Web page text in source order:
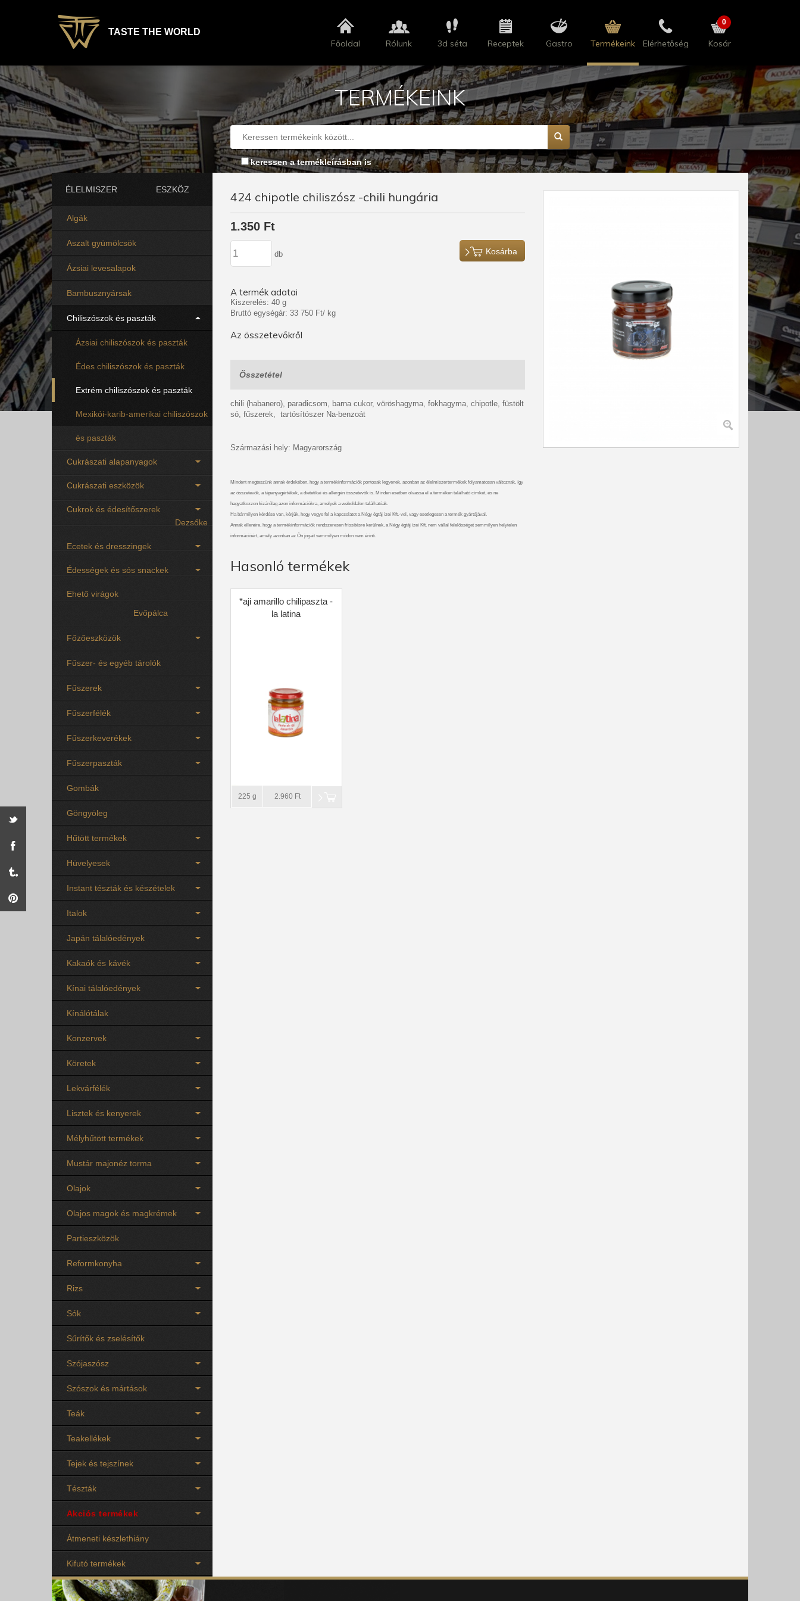
TASTE THE WORLD
Főoldal Rólunk 3d séta Receptek Gastro Termékeink Elérhetőség Kosár
0
TERMÉKEINK
keressen a termékleírásban is
ÉLELMISZER ESZKÖZ
Algák
Aszalt gyümölcsök
Ázsiai levesalapok
Bambusznyársak
Chiliszószok és paszták
Ázsiai chiliszószok és paszták
Édes chiliszószok és paszták
Extrém chiliszószok és paszták
Mexikói-karib-amerikai chiliszószok
és paszták
Cukrászati alapanyagok
Cukrászati eszközök
Cukrok és édesítőszerek
Dezsőke
Ecetek és dresszingek
Édességek és sós snackek
Ehető virágok
Evőpálca
Főzőeszközök
Fűszer- és egyéb tárolók
Fűszerek
Fűszerfélék
Fűszerkeverékek
Fűszerpaszták
Gombák
Göngyöleg
Hűtött termékek
Hüvelyesek
Instant tészták és készételek
Italok
Japán tálalóedények
Kakaók és kávék
Kínai tálalóedények
Kínálótálak
Konzervek
Köretek
Lekvárfélék
Lisztek és kenyerek
Mélyhűtött termékek
Mustár majonéz torma
Olajok
Olajos magok és magkrémek
Partieszközök
Reformkonyha
Rizs
Sók
Sűrítők és zselésítők
Szójaszósz
Szószok és mártások
Teák
Teakellékek
Tejek és tejszínek
Tészták
Akciós termékek
Átmeneti készlethiány
Kifutó termékek
424 chipotle chiliszósz -chili hungária
1.350 Ft
db Kosárba
A termék adatai
Kiszerelés: 40 g
Bruttó egységár: 33 750 Ft/ kg
Az összetevőkről
Összetétel
chili (habanero), paradicsom, barna cukor, vöröshagyma, fokhagyma, chipotle, füstölt
só, fűszerek, tartósítószer Na-benzoát
Származási hely: Magyarország
Mindent megteszünk annak érdekében, hogy a termékinformációk pontosak legyenek, azonban az élelmiszertermékek folyamatosan változnak, így
az összetevők, a tápanyagértékek, a dietetikai és allergén összetevők is. Minden esetben olvassa el a terméken található címkét, és ne
hagyatkozzon kizárólag azon információkra, amelyek a weboldalon találhatóak.
Ha bármilyen kérdése van, kérjük, hogy vegye fel a kapcsolatot a Négy égtáj ízei Kft.-vel, vagy esetlegesen a termék gyártójával.
Annak ellenére, hogy a termékinformációk rendszeresen frissítésre kerülnek, a Négy égtáj ízei Kft. nem vállal felelősséget semmilyen helytelen
információért, amely azonban az Ön jogait semmilyen módon nem érinti.
Hasonló termékek
*aji amarillo chilipaszta -
la latina
225 g 2.960 Ft